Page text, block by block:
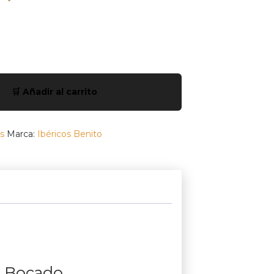
🛒 Añadir al carrito
Marca: Ibéricos Benito